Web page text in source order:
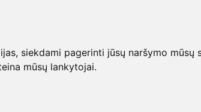
siekdami pagerinti jūsų naršymo
mūsų lankytojai.